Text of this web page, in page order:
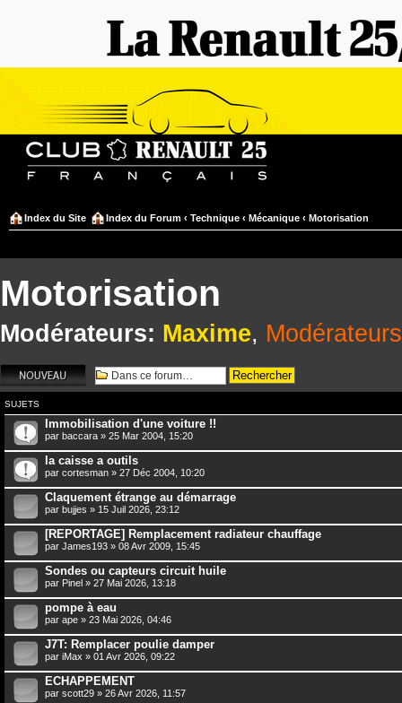
Index du Site Index du Forum ‹ Technique ‹ Mécanique ‹ Motorisation
Motorisation
Modérateurs: Maxime, Modérateurs
Écrire un nouveau
sujet
SUJETS
Immobilisation d'une voiture !!
par baccara » 25 Mar 2004, 15:20
la caisse a outils
par cortesman » 27 Déc 2004, 10:20
Claquement étrange au démarrage
par bujjes » 15 Juil 2026, 23:12
[REPORTAGE] Remplacement radiateur chauffage
par James193 » 08 Avr 2009, 15:45
Sondes ou capteurs circuit huile
par Pinel » 27 Mai 2026, 13:18
pompe à eau
par ape » 23 Mai 2026, 04:46
J7T: Remplacer poulie damper
par iMax » 01 Avr 2026, 09:22
ECHAPPEMENT
par scott29 » 26 Avr 2026, 11:57